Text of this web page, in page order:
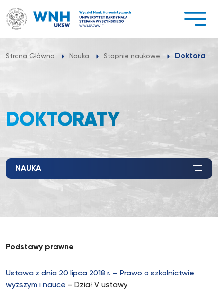
do
treści
Strona Główna Nauka Stopnie naukowe Doktoraty
DOKTORATY
NAUKA
Podstawy prawne
Ustawa z dnia 20 lipca 2018 r. – Prawo o szkolnictwie
wyższym i nauce – Dział V ustawy